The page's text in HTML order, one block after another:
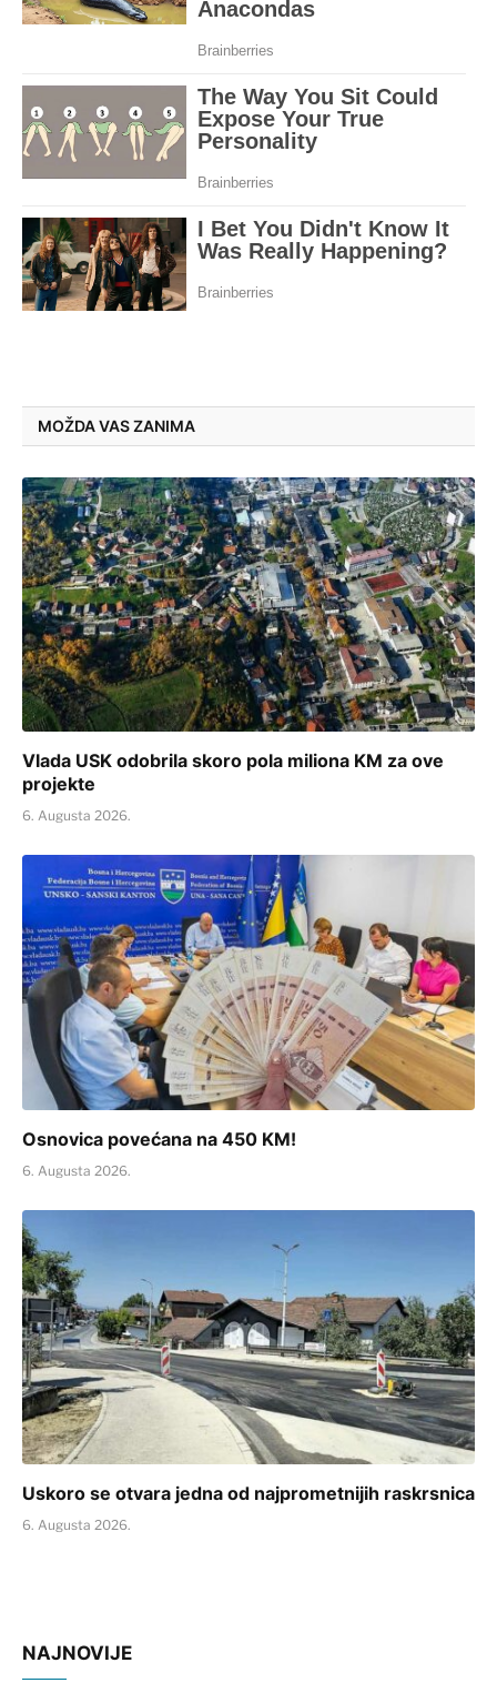
MOŽDA VAS ZANIMA
Vlada USK odobrila skoro pola miliona KM za ove
projekte
6. Augusta 2026.
Osnovica povećana na 450 KM!
6. Augusta 2026.
Uskoro se otvara jedna od najprometnijih raskrsnica
6. Augusta 2026.
NAJNOVIJE